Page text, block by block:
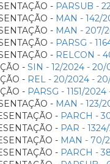
- PARSUB -
- MAN - 142/
- MAN - 207/
- PARSG -
- RELCON -
- SIN - 12/2024 -
- REL - 20/2024 -
- PARSG - 1151/
- MAN - 123/
- PARCH -
- PAR -
- MAN - 70/
- PARCH -